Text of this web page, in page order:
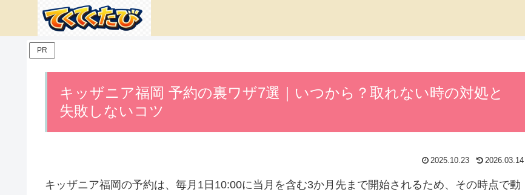
PR
キッザニア福岡 予約の裏ワザ7選｜いつから？取れない時の対処と
失敗しないコツ
2025.10.23 2026.03.14
キッザニア福岡の予約は、毎月1日10:00に当月を含む3か月先まで開始されるため、その時点で動